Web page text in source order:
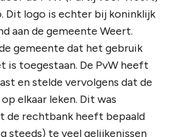
Dit logo is echter bij koninklijk
aan de gemeente Weert.
gemeente dat het gebruik
is toegestaan. De PvW heeft
en stelde vervolgens dat de
elkaar leken. Dit was
de rechtbank heeft bepaald
steeds) te veel gelijkenissen